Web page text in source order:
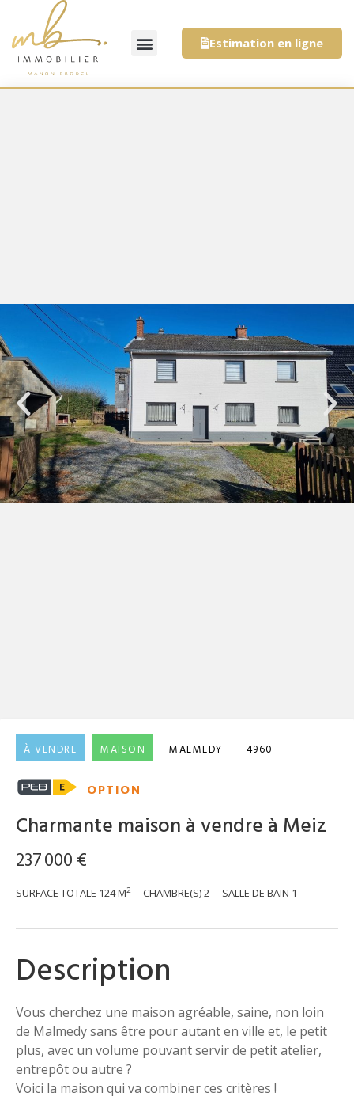
Estimation en ligne
À VENDRE MAISON MALMEDY 4960
OPTION
Charmante maison à vendre à Meiz
237 000 €
SURFACE TOTALE 124 M2 CHAMBRE(S)2 SALLE DE BAIN 1
Description
Vous cherchez une maison agréable, saine, non loin
de Malmedy sans être pour autant en ville et, le petit
plus, avec un volume pouvant servir de petit atelier,
entrepôt ou autre ?
Voici la maison qui va combiner ces critères !